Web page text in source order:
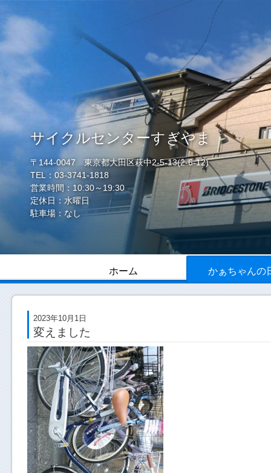
サイクルセンターすぎやま
〒144-0047 東京都大田区萩中2-5-13(2-6-12)
TEL：03-3741-1818
営業時間：10:30～19:30
定休日：水曜日
駐車場：なし
ホーム かぁちゃんの
2023年10月1日
変えました